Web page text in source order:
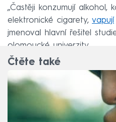
„Častěji konzumují alkohol,
elektronické cigarety, vapují
jmenoval hlavní řešitel
olomoucké univerzity.
Čtěte také